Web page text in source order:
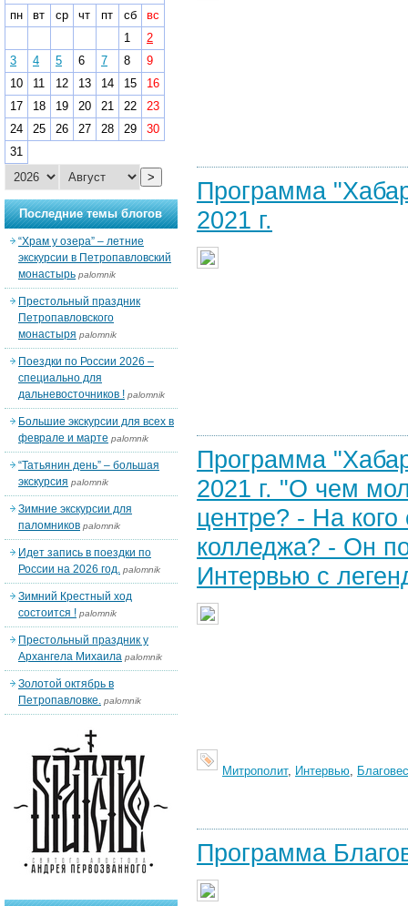
Программа
2021 г.
Программа
2021 г. "О чем
центре? - На кого
колледжа? - Он
Интервью с
Митрополит, Интервью,
Программа
пн
вт ср чт пт сб
вс
1
2
3
4 5 6 7 8
9
10
11 12 13 14 15
16
17
18 19 20 21 22
23
24
25 26 27 28 29
30
31
>
Последние темы блогов
“Храм у озера” – летние
экскурсии в Петропавловский
монастырь palomnik
Престольный праздник
Петропавловского
монастыря palomnik
Поездки по России 2026 –
специально для
дальневосточников ! palomnik
Большие экскурсии для всех в
феврале и марте palomnik
“Татьянин день” – большая
экскурсия palomnik
Зимние экскурсии для
паломников palomnik
Идет запись в поездки по
России на 2026 год. palomnik
Зимний Крестный ход
состоится ! palomnik
Престольный праздник у
Архангела Михаила palomnik
Золотой октябрь в
Петропавловке. palomnik